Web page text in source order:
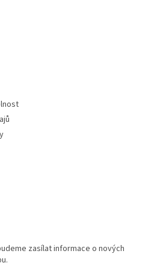
zasílat informace o nových